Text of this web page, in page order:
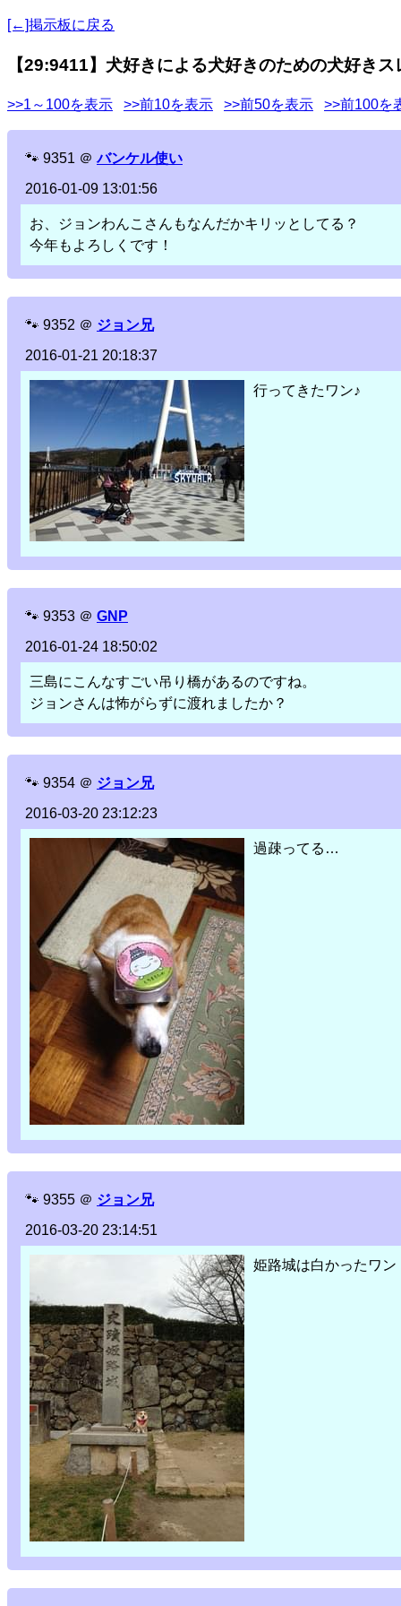
[←]掲示板に戻る
【29:9411】犬好きによる犬好きのための犬好きス
>>1～100を表示 >>前10を表示 >>前50を表示 >>前100を
🐾 9351 ＠ バンケル使い
2016-01-09 13:01:56
お、ジョンわんこさんもなんだかキリッとしてる？
今年もよろしくです！
🐾 9352 ＠ ジョン兄
2016-01-21 20:18:37
行ってきたワン♪
🐾 9353 ＠ GNP
2016-01-24 18:50:02
三島にこんなすごい吊り橋があるのですね。
ジョンさんは怖がらずに渡れましたか？
🐾 9354 ＠ ジョン兄
2016-03-20 23:12:23
過疎ってる…
🐾 9355 ＠ ジョン兄
2016-03-20 23:14:51
姫路城は白かったワン